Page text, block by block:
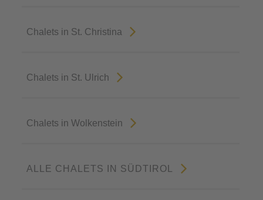
Chalets in St. Christina
Chalets in St. Ulrich
Chalets in Wolkenstein
ALLE CHALETS IN SÜDTIROL